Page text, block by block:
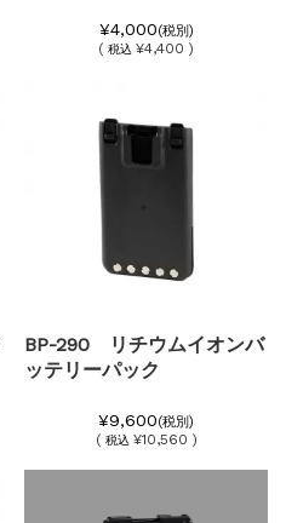
¥4,000(税別)
(税込 ¥4,400 )
BP-290 リチウムイオンバ
ッテリーパック
¥9,600(税別)
( 税込 ¥10,560 )